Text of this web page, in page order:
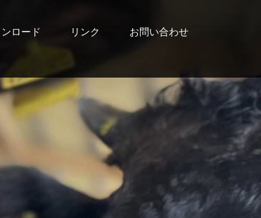
ロード リンク お問い合わせ